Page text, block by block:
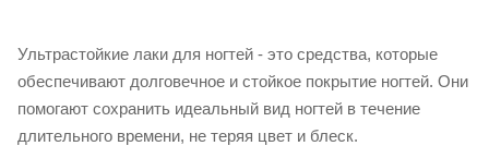
Ультрастойкие лаки для ногтей - это средства, которые
обеспечивают долговечное и стойкое покрытие ногтей. Они
помогают сохранить идеальный вид ногтей в течение
длительного времени, не теряя цвет и блеск.